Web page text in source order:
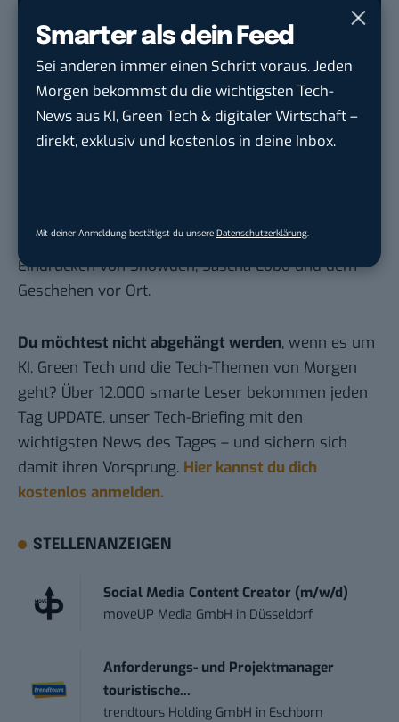
Smarter als dein Feed
Sei anderen immer einen Schritt voraus. Jeden
Morgen bekommst du die wichtigsten Tech-
News aus KI, Green Tech & digitaler Wirtschaft –
direkt, exklusiv und kostenlos in deine Inbox.
Mit deiner Anmeldung bestätigst du unsere Datenschutzerklärung
BASIC thinking kostenlos als bevorzugte
Quelle hinzufügen und damit unabhängigen
Tech-Journalismus unterstützen. Vielen Dank!
Hier basicthinking.de hinzufügen
Die re:publica bietet natürlich auch in diesem Jahr
hier. Und hier findest du eineBildergalerie mit tollen
Eindrückenvon Snowden, Sascha Lobo und dem
Geschehen vor Ort.
Du möchtest nicht abgehängt werden, wenn es um
KI, Green Tech und die Tech-Themen von Morgen
geht? Über 12.000 smarte Leser bekommen jeden
Tag UPDATE, unser Tech-Briefing mit den
wichtigsten News des Tages – und sichern sich
damit ihren Vorsprung. Hier kannst du dich
kostenlos anmelden.
STELLENANZEIGEN
Social Media Content Creator (m/w/d)
moveUP Media GmbH in Düsseldorf
Anforderungs- und Projektmanager
touristische...
trendtours Holding GmbH in Eschborn